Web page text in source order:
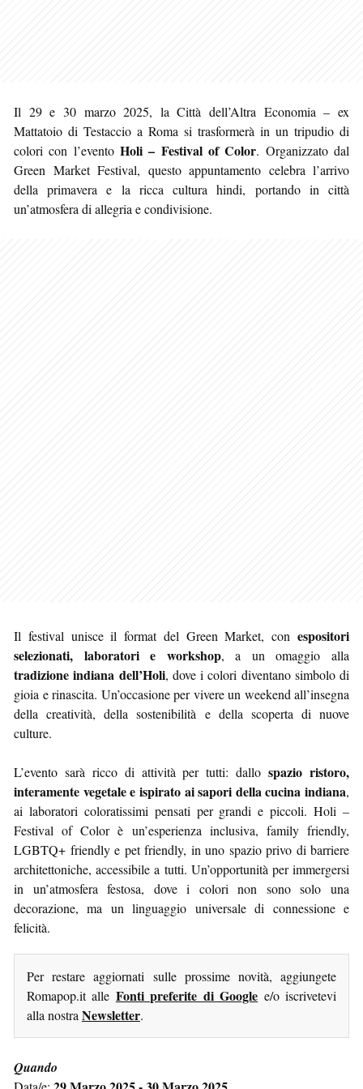
Il 29 e 30 marzo 2025, la Città dell’Altra Economia – ex
Mattatoio di Testaccio a Roma si trasformerà in un tripudio di
colori con l’evento Holi – Festival of Color. Organizzato dal
Green Market Festival, questo appuntamento celebra l’arrivo
della primavera e la ricca cultura hindi, portando in città
un’atmosfera di allegria e condivisione.
Il festival unisce il format del Green Market, con espositori
selezionati, laboratori e workshop, a un omaggio alla
tradizione indiana dell’Holi, dove i colori diventano simbolo di
gioia e rinascita. Un’occasione per vivere un weekend all’insegna
della creatività, della sostenibilità e della scoperta di nuove
culture.
L’evento sarà ricco di attività per tutti: dallospazio ristoro,
interamente vegetale e ispirato ai sapori della cucina indiana,
ai laboratori coloratissimi pensati per grandi e piccoli. Holi –
Festival of Color è un’esperienza inclusiva, family friendly,
LGBTQ+ friendly e pet friendly, in uno spazio privo di barriere
architettoniche, accessibile a tutti. Un’opportunità per immergersi
in un’atmosfera festosa, dove i colori non sono solo una
decorazione, ma un linguaggio universale di connessione e
felicità.
Per restare aggiornati sulle prossime novità, aggiungete
Romapop.it alle Fonti preferite di Google e/o iscrivetevi
alla nostra Newsletter.
Quando